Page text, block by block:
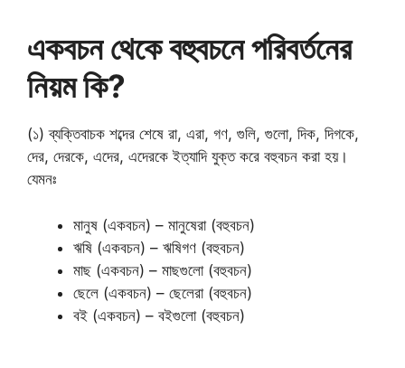
একবচন থেকে বহুবচনে পরিবর্তনের
নিয়ম কি?
(১) ব্যক্তিবাচক শব্দের শেষে রা, এরা, গণ, গুলি, গুলো, দিক, দিগকে,
দের, দেরকে, এদের, এদেরকে ইত্যাদি যুক্ত করে বহুবচন করা হয়।
যেমনঃ
মানুষ (একবচন) – মানুষেরা (বহুবচন)
ঋষি (একবচন) – ঋষিগণ (বহুবচন)
মাছ (একবচন) – মাছগুলো (বহুবচন)
ছেলে (একবচন) – ছেলেরা (বহুবচন)
বই (একবচন) – বইগুলো (বহুবচন)